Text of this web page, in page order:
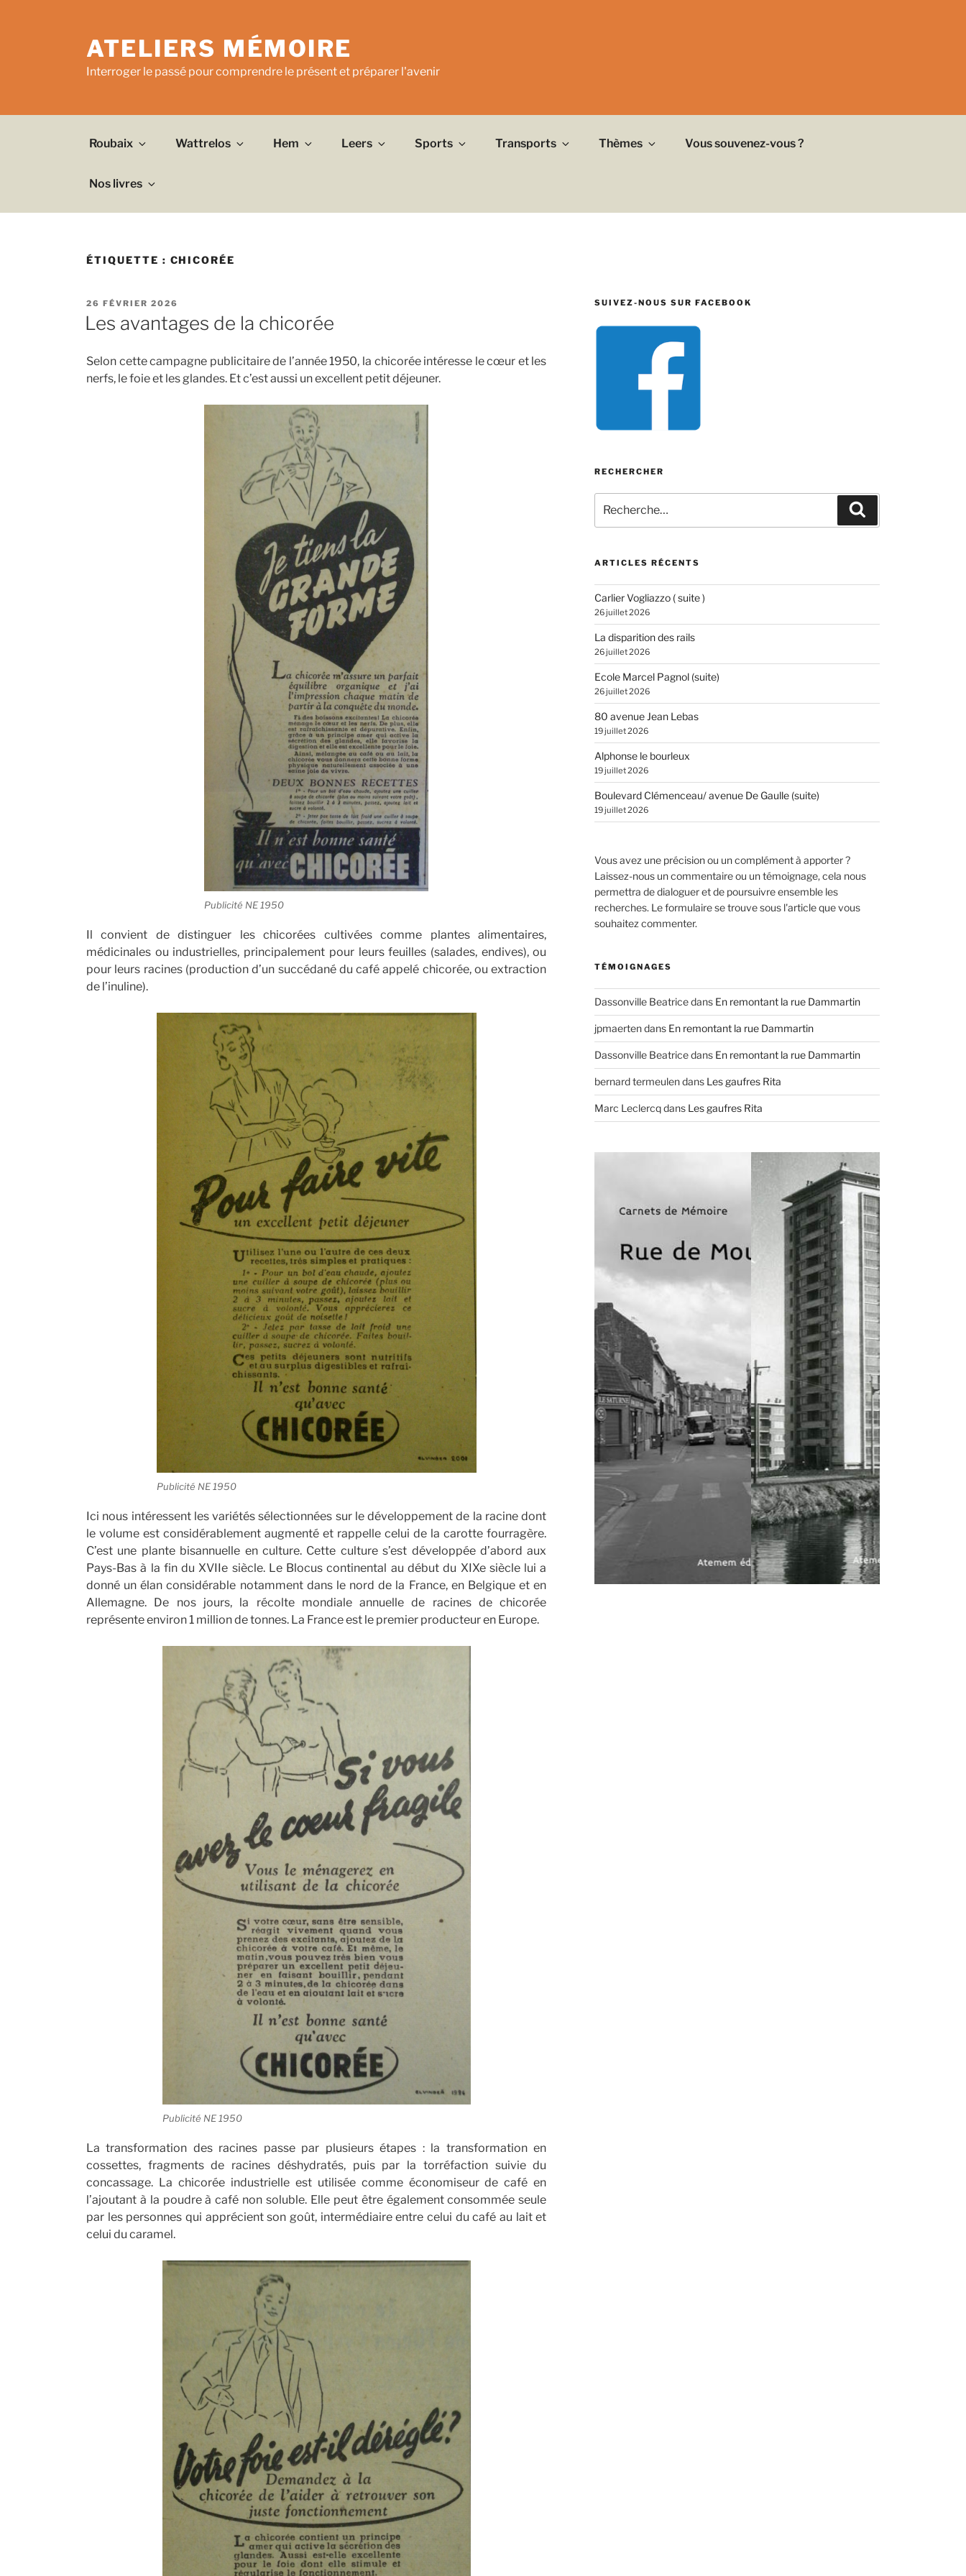
ATELIERS MÉMOIRE
Interroger le passé pour comprendre le présent et préparer l'avenir
Roubaix Wattrelos Hem Leers Sports Transports Thèmes Vous souvenez-vous ?
Nos livres
ÉTIQUETTE : CHICORÉE
PUBLIÉ
LE
26 FÉVRIER 2026
Les avantages de la chicorée
Selon cette campagne publicitaire de l’année 1950, la chicorée intéresse le cœur et les
nerfs, le foie et les glandes. Et c’est aussi un excellent petit déjeuner.
Publicité NE 1950
Il convient de distinguer les chicorées cultivées comme plantes alimentaires,
médicinales ou industrielles, principalement pour leurs feuilles (salades, endives), ou
pour leurs racines (production d’un succédané du café appelé chicorée, ou extraction
de l’inuline).
Publicité NE 1950
Ici nous intéressent les variétés sélectionnées sur le développement de la racine dont
le volume est considérablement augmenté et rappelle celui de la carotte fourragère.
C’est une plante bisannuelle en culture. Cette culture s’est développée d’abord aux
Pays-Bas à la fin du XVIIe siècle. Le Blocus continental au début du XIXe siècle lui a
donné un élan considérable notamment dans le nord de la France, en Belgique et en
Allemagne. De nos jours, la récolte mondiale annuelle de racines de chicorée
représente environ 1 million de tonnes. La France est le premier producteur en Europe.
Publicité NE 1950
La transformation des racines passe par plusieurs étapes : la transformation en
cossettes, fragments de racines déshydratés, puis par la torréfaction suivie du
concassage. La chicorée industrielle est utilisée comme économiseur de café en
l’ajoutant à la poudre à café non soluble. Elle peut être également consommée seule
par les personnes qui apprécient son goût, intermédiaire entre celui du café au lait et
celui du caramel.
SUIVEZ-NOUS SUR FACEBOOK
RECHERCHER
pour
:
ARTICLES RÉCENTS
Carlier Vogliazzo ( suite )
26 juillet 2026
La disparition des rails
26 juillet 2026
Ecole Marcel Pagnol (suite)
26 juillet 2026
80 avenue Jean Lebas
19 juillet 2026
Alphonse le bourleux
19 juillet 2026
Boulevard Clémenceau/ avenue De Gaulle (suite)
19 juillet 2026
Vous avez une précision ou un complément à apporter ?
Laissez-nous un commentaire ou un témoignage, cela nous
permettra de dialoguer et de poursuivre ensemble les
recherches. Le formulaire se trouve sous l'article que vous
souhaitez commenter.
TÉMOIGNAGES
Dassonville Beatricedans En remontant la rue Dammartin
jpmaertendans En remontant la rue Dammartin
Dassonville Beatricedans En remontant la rue Dammartin
bernard termeulendans Les gaufres Rita
Marc Leclercqdans Les gaufres Rita